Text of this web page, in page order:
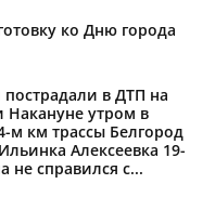
ко Дню города
в ДТП на
Накануне утром в
м км трассы Белгород
Алексеевка 19-
не справился с...